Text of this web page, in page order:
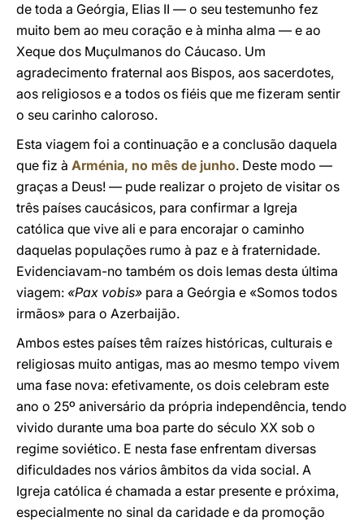
de toda a Geórgia, Elias II — o seu testemunho fez
muito bem ao meu coração e à minha alma — e ao
Xeque dos Muçulmanos do Cáucaso. Um
agradecimento fraternal aos Bispos, aos sacerdotes,
aos religiosos e a todos os fiéis que me fizeram sentir
o seu carinho caloroso.
Esta viagem foi a continuação e a conclusão daquela
que fiz à Arménia, no mês de junho. Deste modo —
graças a Deus! — pude realizar o projeto de visitar os
três países caucásicos, para confirmar a Igreja
católica que vive ali e para encorajar o caminho
daquelas populações rumo à paz e à fraternidade.
Evidenciavam-no também os dois lemas desta última
viagem: «Pax vobis» para a Geórgia e «Somos todos
irmãos» para o Azerbaijão.
Ambos estes países têm raízes históricas, culturais e
religiosas muito antigas, mas ao mesmo tempo vivem
uma fase nova: efetivamente, os dois celebram este
ano o 25º aniversário da própria independência, tendo
vivido durante uma boa parte do século XX sob o
regime soviético. E nesta fase enfrentam diversas
dificuldades nos vários âmbitos da vida social. A
Igreja católica é chamada a estar presente e próxima,
especialmente no sinal da caridade e da promoção